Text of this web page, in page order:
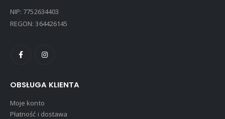
NIP: 7752634403
REGON: 364426145
OBSŁUGA KLIENTA
Moje konto
Płatność i dostawa